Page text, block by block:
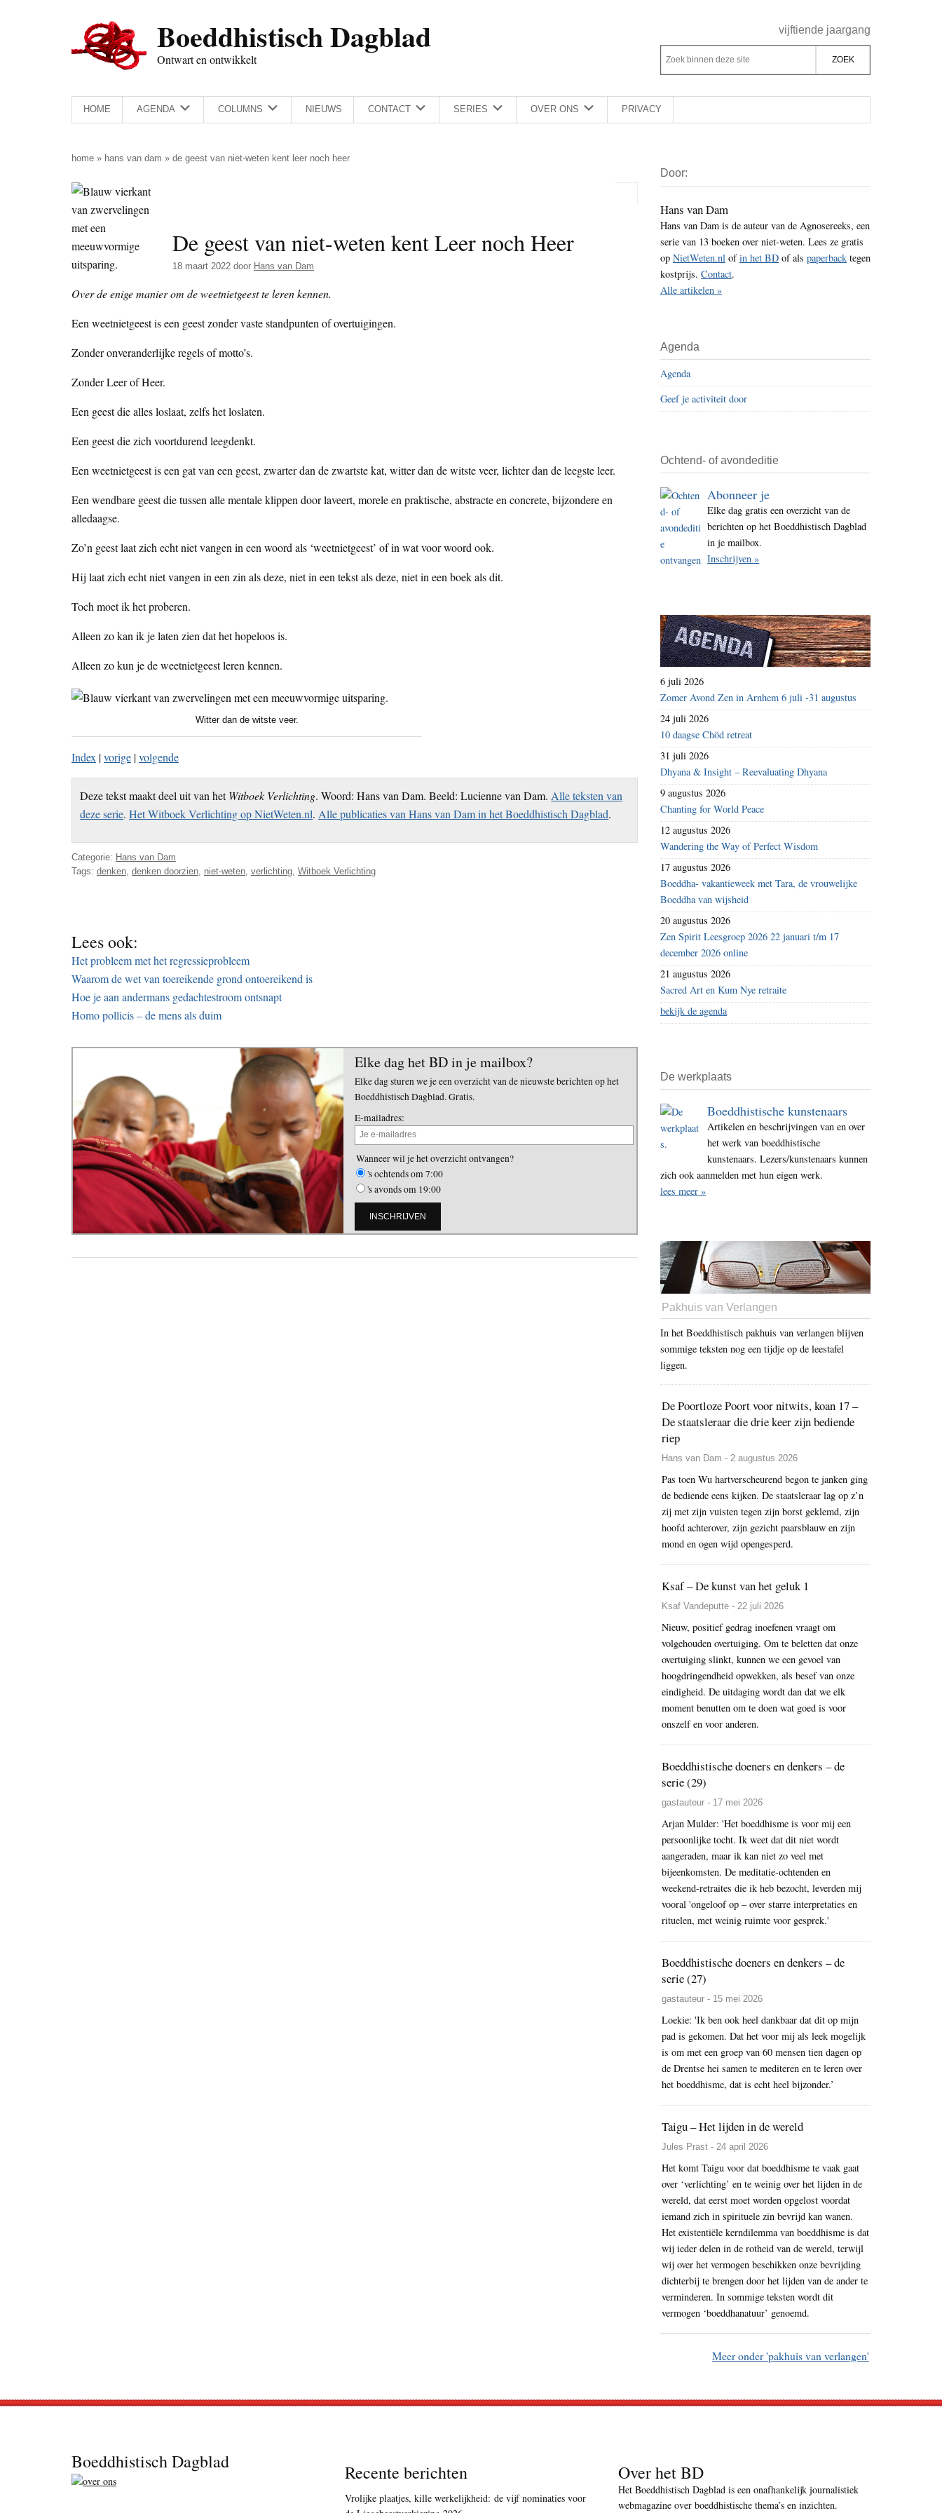
Boeddhistisch Dagblad
Ontwart en ontwikkelt
Rechts
vijftiende jaargang
Z
o
e
k
d
e
z
e
s
i
t
Z
o
k
b
n
n
e
z
e
t
e
HOME AGENDA COLUMNS NIEUWS CONTACT SERIES OVER ONS PRIVACY
home » hans van dam » de geest van niet-weten kent leer noch heer
De geest van niet-weten kent Leer noch Heer
18 maart 2022 door Hans van Dam
Over de enige manier om de weetnietgeest te leren kennen.
Een weetnietgeest is een geest zonder vaste standpunten of overtuigingen.
Zonder onveranderlijke regels of motto’s.
Zonder Leer of Heer.
Een geest die alles loslaat, zelfs het loslaten.
Een geest die zich voortdurend leegdenkt.
Een weetnietgeest is een gat van een geest, zwarter dan de zwartste kat, witter dan de witste veer, lichter dan de leegste leer.
Een wendbare geest die tussen alle mentale klippen door laveert, morele en praktische, abstracte en concrete, bijzondere en
alledaagse.
Zo’n geest laat zich echt niet vangen in een woord als ‘weetnietgeest’ of in wat voor woord ook.
Hij laat zich echt niet vangen in een zin als deze, niet in een tekst als deze, niet in een boek als dit.
Toch moet ik het proberen.
Alleen zo kan ik je laten zien dat het hopeloos is.
Alleen zo kun je de weetnietgeest leren kennen.
Witter dan de witste veer.
Index |vorige |volgende
Deze tekst maakt deel uit van hetWitboek Verlichting. Woord: Hans van Dam. Beeld: Lucienne van Dam. Alle teksten van
deze serie.Het Witboek Verlichting op NietWeten.nl. Alle publicaties van Hans van Dam in het Boeddhistisch Dagblad.
Categorie: Hans van Dam
Tags: denken denken doorzien niet-weten verlichting Witboek Verlichting
Lees ook:
Het probleem met het regressieprobleem
Waarom de wet van toereikende grond ontoereikend is
Hoe je aan andermans gedachtestroom ontsnapt
Homo pollicis – de mens als duim
Elke dag het BD in je mailbox?
Elke dag sturen we je een overzicht van de nieuwste berichten op het
Boeddhistisch Dagblad. Gratis.
E-mailadres:
Wanneer wil je het overzicht ontvangen?
's ochtends om 7:00
's avonds om 19:00
Sidebar
Door:
Hans van Dam
Hans van Dam is de auteur van de Agnosereeks, een
serie van 13 boeken over niet-weten. Lees ze gratis
op NietWeten.nl ofin het BD of als paperback tegen
kostprijs. Contact.
Alle artikelen »
Agenda
Agenda
Geef je activiteit door
Ochtend- of avondeditie
Abonneer je
Elke dag gratis een overzicht van de
berichten op het Boeddhistisch Dagblad
in je mailbox.
Inschrijven »
6 juli 2026
Zomer Avond Zen in Arnhem 6 juli -31 augustus
24 juli 2026
10 daagse Chöd retreat
31 juli 2026
Dhyana & Insight – Reevaluating Dhyana
9 augustus 2026
Chanting for World Peace
12 augustus 2026
Wandering the Way of Perfect Wisdom
17 augustus 2026
Boeddha- vakantieweek met Tara, de vrouwelijke
Boeddha van wijsheid
20 augustus 2026
Zen Spirit Leesgroep 2026 22 januari t/m 17
december 2026 online
21 augustus 2026
Sacred Art en Kum Nye retraite
bekijk de agenda
De werkplaats
Boeddhistische kunstenaars
Artikelen en beschrijvingen van en over
het werk van boeddhistische
kunstenaars. Lezers/kunstenaars kunnen
zich ook aanmelden met hun eigen werk.
lees meer »
Pakhuis van Verlangen
In het Boeddhistisch pakhuis van verlangen blijven
sommige teksten nog een tijdje op de leestafel
liggen.
De Poortloze Poort voor nitwits, koan 17 –
De staatsleraar die drie keer zijn bediende
riep
Hans van Dam - 2 augustus 2026
Pas toen Wu hartverscheurend begon te janken ging
de bediende eens kijken. De staatsleraar lag op z’n
zij met zijn vuisten tegen zijn borst geklemd, zijn
hoofd achterover, zijn gezicht paarsblauw en zijn
mond en ogen wijd opengesperd.
Ksaf – De kunst van het geluk 1
Ksaf Vandeputte - 22 juli 2026
Nieuw, positief gedrag inoefenen vraagt om
volgehouden overtuiging. Om te beletten dat onze
overtuiging slinkt, kunnen we een gevoel van
hoogdringendheid opwekken, als besef van onze
eindigheid. De uitdaging wordt dan dat we elk
moment benutten om te doen wat goed is voor
onszelf en voor anderen.
Boeddhistische doeners en denkers – de
serie (29)
gastauteur - 17 mei 2026
Arjan Mulder: 'Het boeddhisme is voor mij een
persoonlijke tocht. Ik weet dat dit niet wordt
aangeraden, maar ik kan niet zo veel met
bijeenkomsten. De meditatie-ochtenden en
weekend-retraites die ik heb bezocht, leverden mij
vooral 'ongeloof op – over starre interpretaties en
rituelen, met weinig ruimte voor gesprek.'
Boeddhistische doeners en denkers – de
serie (27)
gastauteur - 15 mei 2026
Loekie: 'Ik ben ook heel dankbaar dat dit op mijn
pad is gekomen. Dat het voor mij als leek mogelijk
is om met een groep van 60 mensen tien dagen op
de Drentse hei samen te mediteren en te leren over
het boeddhisme, dat is echt heel bijzonder.’
Taigu – Het lijden in de wereld
Jules Prast - 24 april 2026
Het komt Taigu voor dat boeddhisme te vaak gaat
over ‘verlichting’ en te weinig over het lijden in de
wereld, dat eerst moet worden opgelost voordat
iemand zich in spirituele zin bevrijd kan wanen.
Het existentiële kerndilemma van boeddhisme is dat
wij ieder delen in de rotheid van de wereld, terwijl
wij over het vermogen beschikken onze bevrijding
dichterbij te brengen door het lijden van de ander te
verminderen. In sommige teksten wordt dit
vermogen ‘boeddhanatuur’ genoemd.
Meer onder 'pakhuis van verlangen'
Boeddhistisch Dagblad Recente berichten
Vrolijke plaatjes, kille werkelijkheid: de vijf nominaties voor
Over het BD
Het Boeddhistisch Dagblad is een onafhankelijk journalistiek
webmagazine over boeddhistische thema’s en inzichten.